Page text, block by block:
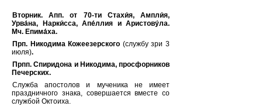
Вторник. Апп. от 70-ти Стахи́я, Ампли́я,
Урва́на, Нарки́сса, Апе́ллия и Аристову́ла.
Мч. Епима́ха.
Прп. Никодима Кожеезерского (службу зри 3
июля).
Прпп. Спиридона и Никодима, просфорников
Печерских.
Служба апостолов и мученика не имеет
праздничного знака, совершается вместе со
службой Октоиха.